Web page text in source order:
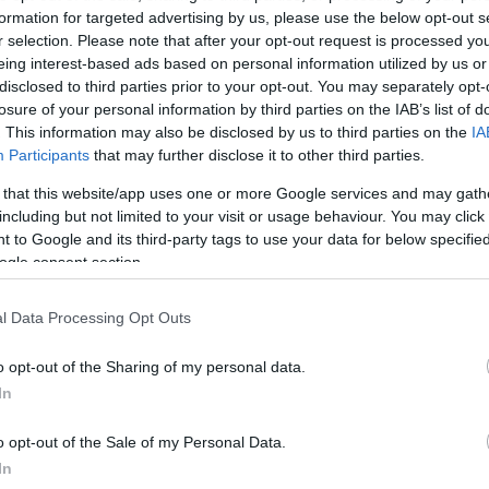
for targeted advertising by us, please use the below opt-out
selection. Please note that after your opt-out request is processed
interest-based ads based on personal information utilized by us
to third parties prior to your opt-out. You may separately
of your personal information by third parties on the IAB’s list of
This information may also be disclosed by us to third parties on the
Participants that may further disclose it to other third parties.
that this website/app uses one or more Google services and may
but not limited to your visit or usage behaviour. You may
to Google and its third-party tags to use your data for below
consent section.
Data Processing Opt Outs
opt-out of the Sharing of my personal data.
opt-out of the Sale of my Personal Data.
του ΠΑΣΟΚ αποδέχθηκε την πρόταση του Χάρη
ότι δεν θα συνεργαστεί με τη ΝΔ. Επίσης
στις εκλογές καμία συνεργασία δεν θα κάνει.
και πρότεινε συνομιλίες με τον Τσίπρα,
στις εκλογές 25% και να μην δικαιούται το
απέκλεισε να είναι επικεφαλής ο Αλέξης Τσίπρας
«Νομίζω ότι το ποιος θα είναι αρχηγός, θα
το ποιος θα είναι πρώτος, ποιος θα έχει τη
προειδοποίησε ότι ο επόμενος που θα βγει